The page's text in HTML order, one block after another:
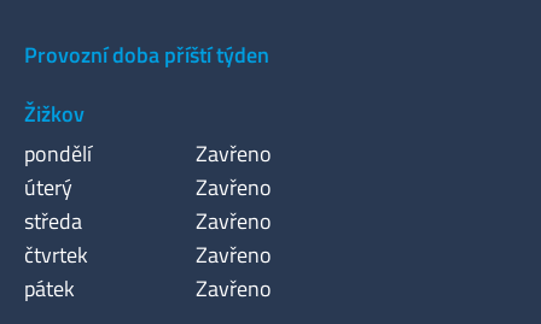
Provozní doba příští týden
Žižkov
pondělí
Zavřeno
úterý
Zavřeno
středa
Zavřeno
čtvrtek
Zavřeno
pátek
Zavřeno